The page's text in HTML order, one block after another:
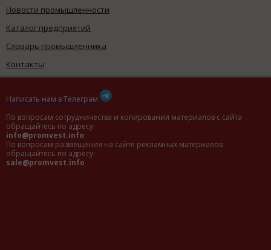
Новости промышленности
Каталог предприятий
Словарь промышленника
Контакты
Написать нам в Телеграм
По вопросам сотрудничества и копирования материалов с сайта
обращайтесь по адресу:
info@promvest.info
По вопросам размещения на сайте рекламных материалов
обращайтесь по адресу:
sale@promvest.info